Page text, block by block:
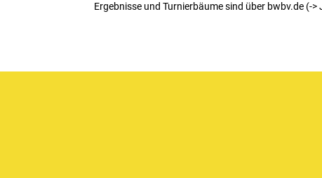
Ergebnisse und Turnierbäume sind über bwbv.de (-